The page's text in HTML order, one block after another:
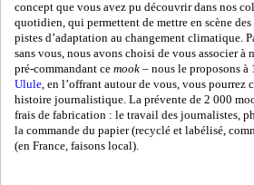
concept que vous avez pu découvrir dans nos
quotidien, qui permettent de mettre en scène
pistes d’adaptation au changement climatique.
sans vous, nous avons choisi de vous associer
pré-commandant ce mook – nous le proposons à
Ulule, en l’offrant autour de vous, vous pourrez
histoire journalistique. La prévente de 2 000
frais de fabrication : le travail des journalistes,
la commande du papier (recyclé et labélisé,
(en France, faisons local).